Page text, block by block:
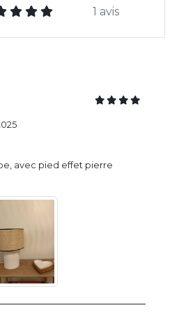
1 avis
avec pied effet pierre